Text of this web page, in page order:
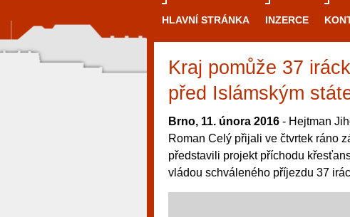
HLAVNÍ STRÁNKA INZERCE
Kraj pomůže 37
před Islámským
Brno, 11. února 2016 - Hejtman
Roman Celý přijali ve čtvrtek ráno
představili projekt příchodu
vládou schváleného příjezdu 37